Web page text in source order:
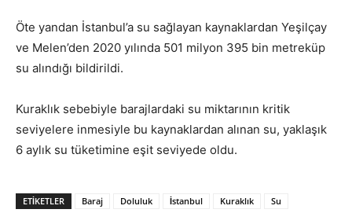
Öte yandan İstanbul’a su sağlayan kaynaklardan Yeşilçay
ve Melen’den 2020 yılında 501 milyon 395 bin metreküp
su alındığı bildirildi.
Kuraklık sebebiyle barajlardaki su miktarının kritik
seviyelere inmesiyle bu kaynaklardan alınan su, yaklaşık
6 aylık su tüketimine eşit seviyede oldu.
ETIKETLER Baraj Doluluk İstanbul Kuraklık Su